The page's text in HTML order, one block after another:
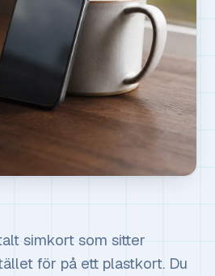
simkort som sitter
för på ett plastkort. Du